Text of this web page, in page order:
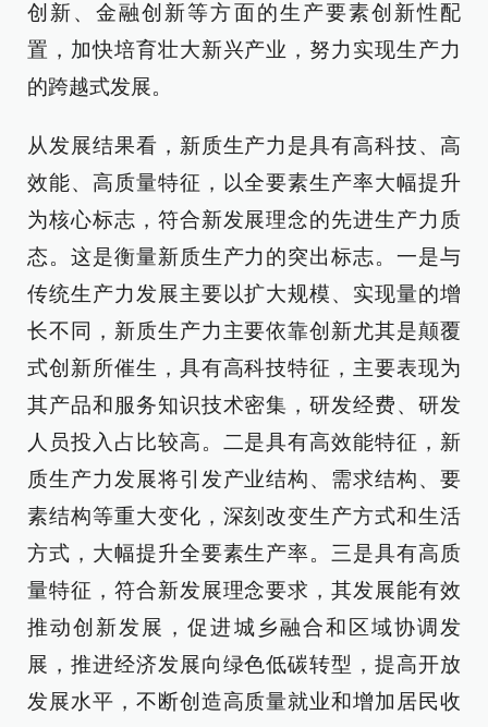
创新、金融创新等方面的生产要素创新性配
置，加快培育壮大新兴产业，努力实现生产力
的跨越式发展。
从发展结果看，新质生产力是具有高科技、高
效能、高质量特征，以全要素生产率大幅提升
为核心标志，符合新发展理念的先进生产力质
态。这是衡量新质生产力的突出标志。一是与
传统生产力发展主要以扩大规模、实现量的增
长不同，新质生产力主要依靠创新尤其是颠覆
式创新所催生，具有高科技特征，主要表现为
其产品和服务知识技术密集，研发经费、研发
人员投入占比较高。二是具有高效能特征，新
质生产力发展将引发产业结构、需求结构、要
素结构等重大变化，深刻改变生产方式和生活
方式，大幅提升全要素生产率。三是具有高质
量特征，符合新发展理念要求，其发展能有效
推动创新发展，促进城乡融合和区域协调发
展，推进经济发展向绿色低碳转型，提高开放
发展水平，不断创造高质量就业和增加居民收